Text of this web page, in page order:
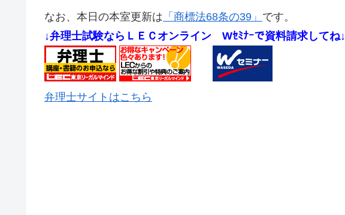
なお、本日の本室更新は 「商標法68条の39」 です。
↓弁理士試験ならＬＥＣオンライン
Wｾﾐﾅｰで資料請求してね↓
弁理士サイトはこちら